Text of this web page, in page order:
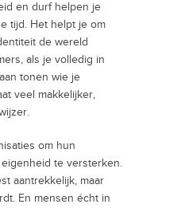
en durf helpen je
tijd. Het helpt je om
de wereld
als je volledig in
tonen wie je
veel makkelijker,
om hun
te versterken.
aantrekkelijk, maar
En mensen écht in